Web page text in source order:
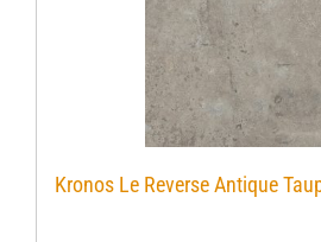
Kronos Le Reverse Antique